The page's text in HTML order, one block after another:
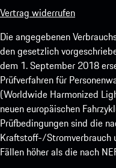
Vertrag widerrufen
Die angegebenen
den gesetzlich
dem 1. September 2018
Prüfverfahren für
(Worldwide Harmonized
neuen europäischen
Prüfbedingungen sind die
Kraftstoff-/Stromverbrauch
Fällen höher als die nach